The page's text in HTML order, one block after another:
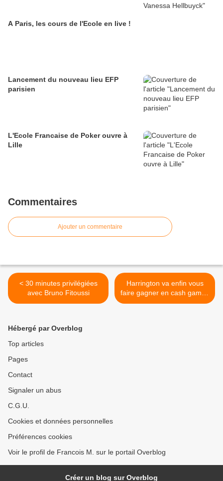
A Paris, les cours de l'Ecole en live !
Lancement du nouveau lieu EFP
parisien
L'Ecole Francaise de Poker ouvre à
Lille
Commentaires
Ajouter un commentaire
< 30 minutes privilégiées
avec Bruno Fitoussi
Harrington va enfin vous
faire gagner en cash games
! >
Hébergé par Overblog
Top articles
Pages
Contact
Signaler un abus
C.G.U.
Cookies et données personnelles
Préférences cookies
Voir le profil de Francois M. sur le portail Overblog
Créer un blog sur Overblog